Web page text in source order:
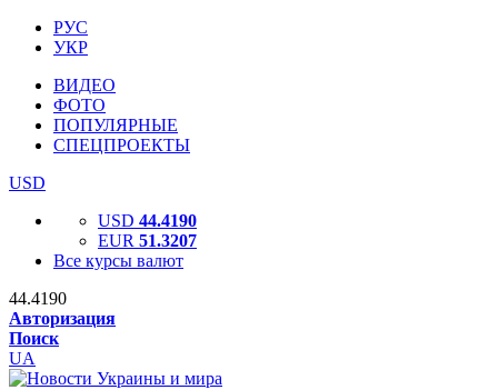
РУС
УКР
ВИДЕО
ФОТО
ПОПУЛЯРНЫЕ
СПЕЦПРОЕКТЫ
USD
USD 44.4190
EUR 51.3207
Все курсы валют
44.4190
Авторизация
Поиск
UA